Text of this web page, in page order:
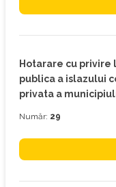
Hotarare cu
publica a islazului
privata a
Număr: 29